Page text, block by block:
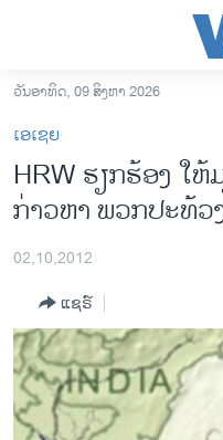
ເຂົ້າ
ຫາ
ຂ້າມ
ຂ້າມ
ຫາ
ອາເມຣິກາ
ຂ່າວ​ຈີນ
ໂລກ
ເອເຊຍ
ອິດສະຫຼະພາບດ້ານການຂ່າວ
ຊີວິດຊາວລາວ
ວັນອາທິດ, 09 ສິງຫາ 2026
ເອເຊຍ
HRW ຮຽກຮ້ອງ ໃ
ກ່າວຫາ ພວກປະທ້ວ
02,10,2012
ແຊຣ໌